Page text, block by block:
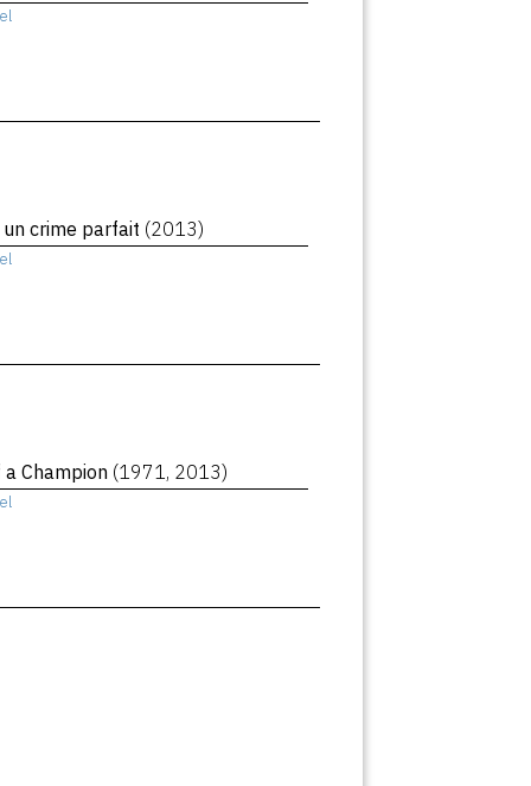
un crime parfait (2013)
Champion (1971, 2013)